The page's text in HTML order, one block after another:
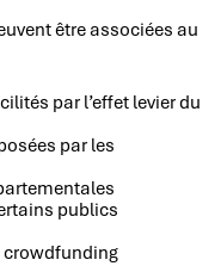
être associées au
par l’effet levier du
par les
publics